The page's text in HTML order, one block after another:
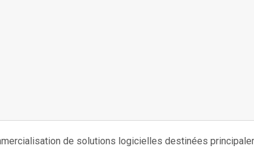
de solutions logicielles destinées